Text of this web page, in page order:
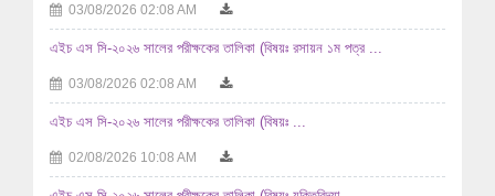
03/08/2026 02:08 AM
এইচ এস সি-২০২৬ সালের পরীক্ষকের তালিকা (বিষয়ঃ রসায়ন ১ম পত্র ...
03/08/2026 02:08 AM
এইচ এস সি-২০২৬ সালের পরীক্ষকের তালিকা (বিষয়ঃ ...
02/08/2026 10:08 AM